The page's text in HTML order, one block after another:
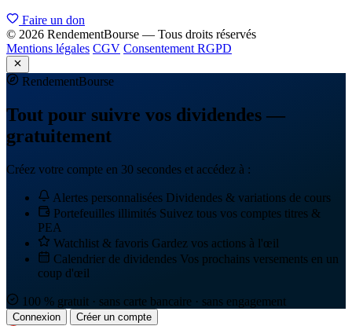
Faire un don
© 2026 RendementBourse — Tous droits réservés
Mentions légales CGV Consentement RGPD
RendementBourse
Tout pour suivre vos dividendes —
gratuitement
Créez votre compte en 30 secondes et accédez à :
Alertes personnalisées Dividendes & variations de cours
Portefeuilles illimités Suivez tous vos comptes titres &
PEA
Watchlist & favoris Gardez vos actions à l'œil
Calendrier de dividendes Vos prochains versements en un
coup d'œil
100 % gratuit · sans carte bancaire · sans engagement
Connexion Créer un compte